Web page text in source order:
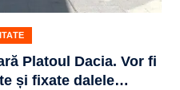
Platoul Dacia. Vor fi
și fixate dalele…